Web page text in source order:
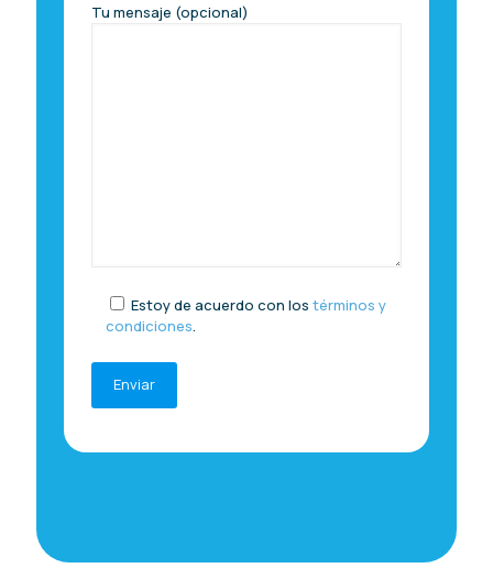
Tu mensaje (opcional)
Estoy de acuerdo con los términos y
condiciones.